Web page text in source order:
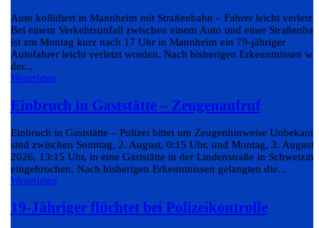
Auto kollidiert in Mannheim mit Straßenbahn – Fahrer leicht verletzt
Bei einem Verkehrsunfall zwischen einem Auto und einer
ist am Montag kurz nach 17 Uhr in Mannheim ein 79-jähriger
Autofahrer leicht verletzt worden. Nach bisherigen Erkenntnissen
der...
Weiterlesen
Einbruch in Gaststätte – Zeugenaufruf
Einbruch in Gaststätte – Polizei bittet um Zeugenhinweise
sind zwischen Sonntag, 2. August, 0:15 Uhr, und Montag, 3. August
2026, 13:15 Uhr, in eine Gaststätte in der Lindenstraße in
eingebrochen. Nach bisherigen Erkenntnissen gelangten die...
Weiterlesen
19-Jähriger flüchtet bei Polizeikontrolle